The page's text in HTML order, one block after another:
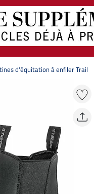
d'équitation à enfiler Trail